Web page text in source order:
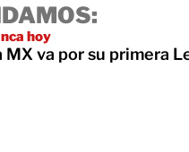
hoy
MX va por su primera